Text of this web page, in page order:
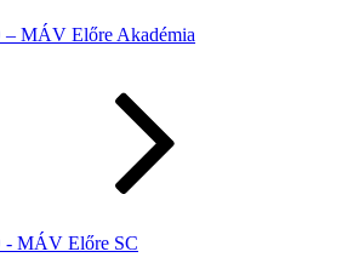
– MÁV Előre Akadémia
- MÁV Előre SC